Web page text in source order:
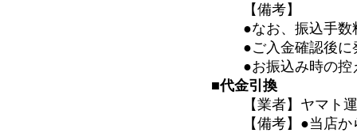
【備考】
●なお、振込手
●ご入金確認後
●お振込み時の
■代金引換
【業者】ヤマト
【備考】●当店